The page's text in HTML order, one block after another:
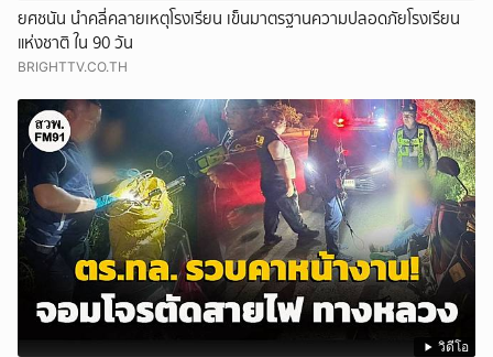
ยศชนัน นำคลี่คลายเหตุโรงเรียน เข็นมาตรฐานความปลอดภัยโรงเรียน
แห่งชาติ ใน 90 วัน
BRIGHTTV.CO.TH
วิดีโอ